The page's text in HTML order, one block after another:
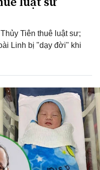
Tiên thuê luật sư;
Linh bị "dạy đời" khi